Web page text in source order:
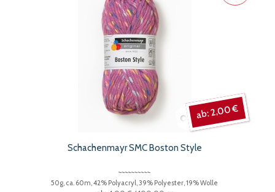
2,00 €
Schachenmayr SMC Boston Style
50g, ca. 60m, 42% Polyacryl, 39% Polyester, 19% Wolle